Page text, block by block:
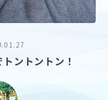
ントントン！